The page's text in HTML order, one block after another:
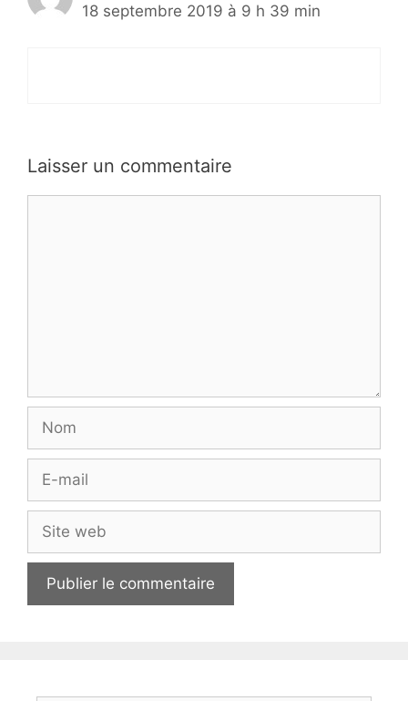
18 septembre 2019 à 9 h 39 min
Laisser un commentaire
mail
web